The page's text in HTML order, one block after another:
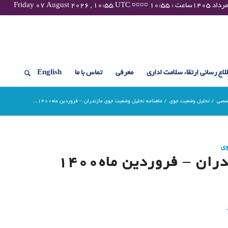
رسانی ارتقاء سلامت اداری معرفی تماس با ما English
/ تحلیل وضعیت جوی / ماهنامه تحلیل وضعیت جوی مازندران – فروردین ماه1400...
– فروردین ماه1400